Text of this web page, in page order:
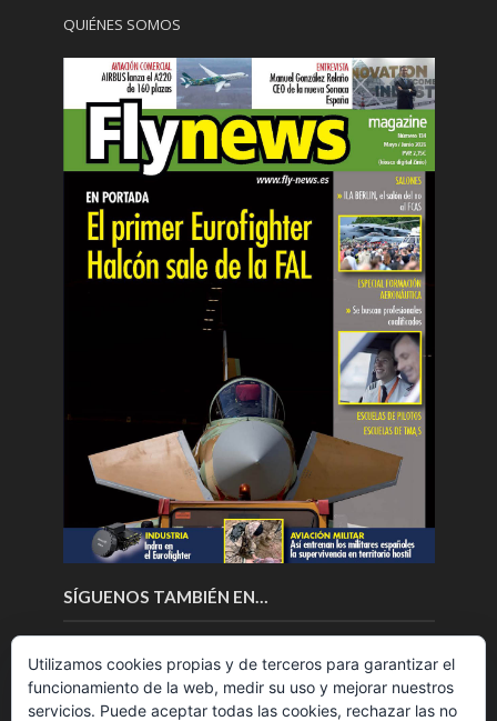
QUIÉNES SOMOS
SÍGUENOS TAMBIÉN EN…
Utilizamos cookies propias y de terceros para garantizar el
funcionamiento de la web, medir su uso y mejorar nuestros
servicios. Puede aceptar todas las cookies, rechazar las no